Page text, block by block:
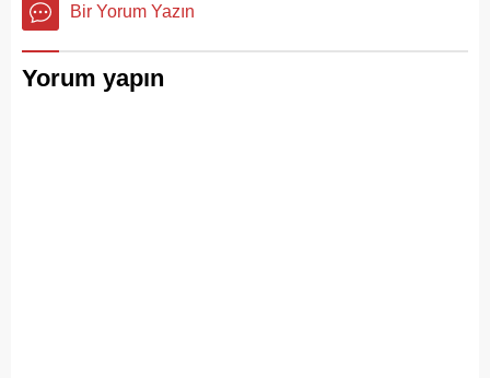
konforlu güvenli bir yaşam
Bir Yorum Yazın
Yorum yapın